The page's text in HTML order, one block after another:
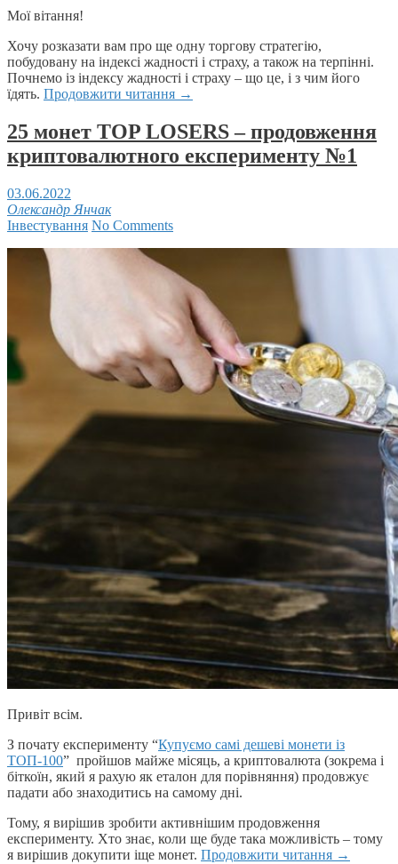
Мої вітання!
Хочу розказати вам про ще одну торгову стратегію,
побудовану на індексі жадності і страху, а також на терпінні.
Почнемо із індексу жадності і страху – що це, і з чим його
їдять. Продовжити читання →
25 монет TOP LOSERS – продовження
криптовалютного експерименту №1
03.06.2022
Олександр Янчак
Інвестування No Comments
Привіт всім.
З почату експерименту “Купуємо самі дешеві монети із
ТОП-100” пройшов майже місяць, а криптовалюта (зокрема і
біткоїн, який я рахую як еталон для порівняння) продовжує
падати або знаходитись на самому дні.
Тому, я вирішив зробити активнішим продовження
експерименту. Хто знає, коли ще буде така можливість – тому
я вирішив докупити іще монет. Продовжити читання →